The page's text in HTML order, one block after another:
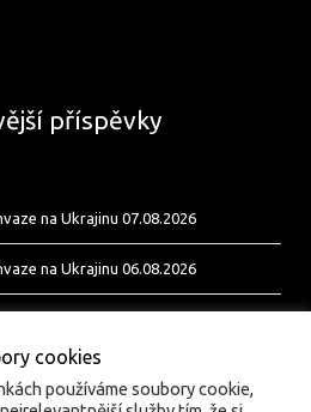
příspěvky
na Ukrajinu 07.08.2026
na Ukrajinu 06.08.2026
cookies
používáme soubory cookie,